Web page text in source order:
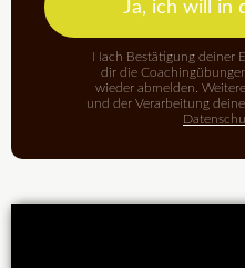
Ja, ich will in
Nach Bestätigung deiner
dir die
wieder abmelden.
und der Verarbeitung